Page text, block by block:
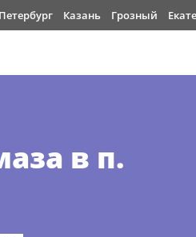
Казань Грозный
в п.